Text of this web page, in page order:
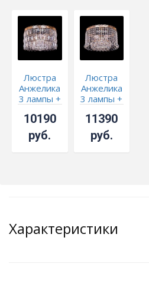
Люстра
Анжелика
3 лампы +
10190
руб.
Люстра
Анжелика
3 лампы +
11390
руб.
Характеристики